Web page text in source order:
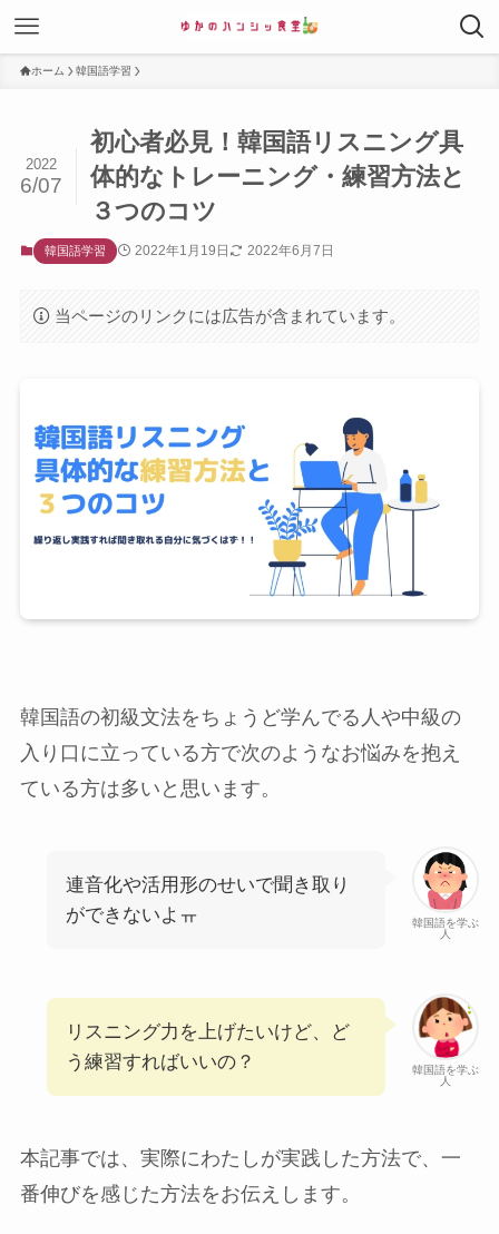
ホーム 韓国語学習
初心者必見！韓国語リスニング具
体的なトレーニング・練習方法と
３つのコツ
2022
6/07
韓国語学習 2022年1月19日 2022年6月7日
当ページのリンクには広告が含まれています。
韓国語の初級文法をちょうど学んでる人や中級の
入り口に立っている方で次のようなお悩みを抱え
ている方は多いと思います。
韓国語を学ぶ
人
連音化や活用形のせいで聞き取り
ができないよㅠ
韓国語を学ぶ
人
リスニング力を上げたいけど、ど
う練習すればいいの？
本記事では、実際にわたしが実践した方法で、一
番伸びを感じた方法をお伝えします。